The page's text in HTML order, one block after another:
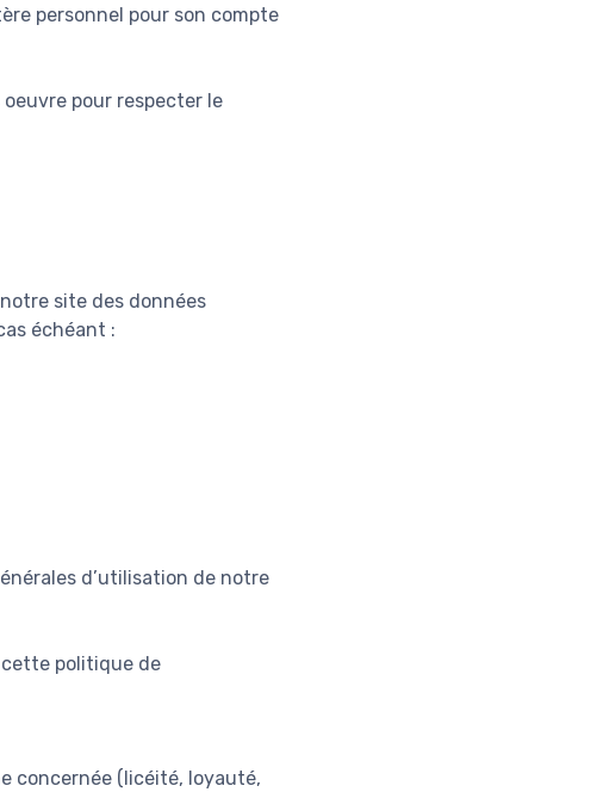
personnel pour son compte
pour respecter le
site des données
échéant :
d’utilisation de notre
cette politique de
concernée (licéité, loyauté,